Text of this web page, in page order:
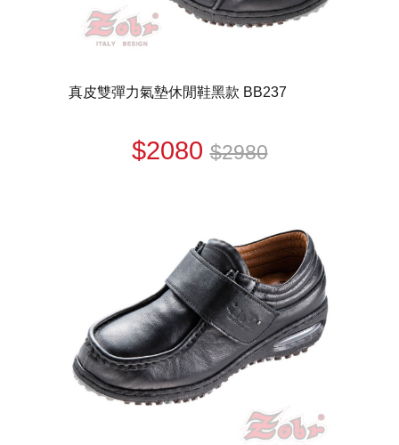
真皮雙彈力氣墊休閒鞋黑款 BB237
$2080$2980